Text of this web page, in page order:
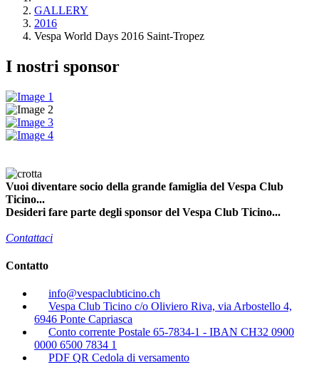
GALLERY
2016
Vespa World Days 2016 Saint-Tropez
I nostri sponsor
Vuoi diventare socio della grande famiglia del Vespa Club
Ticino...
Desideri fare parte degli sponsor del Vespa Club Ticino...
Contattaci
Contatto
info@vespaclubticino.ch
Vespa Club Ticino c/o Oliviero Riva, via Arbostello 4,
6946 Ponte Capriasca
Conto corrente Postale 65-7834-1 - IBAN CH32 0900
0000 6500 7834 1
PDF QR Cedola di versamento